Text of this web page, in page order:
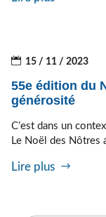
15 / 11 / 2023
55e édition du
générosité
C’est dans un
Le Noël des Nôtres
Lire plus